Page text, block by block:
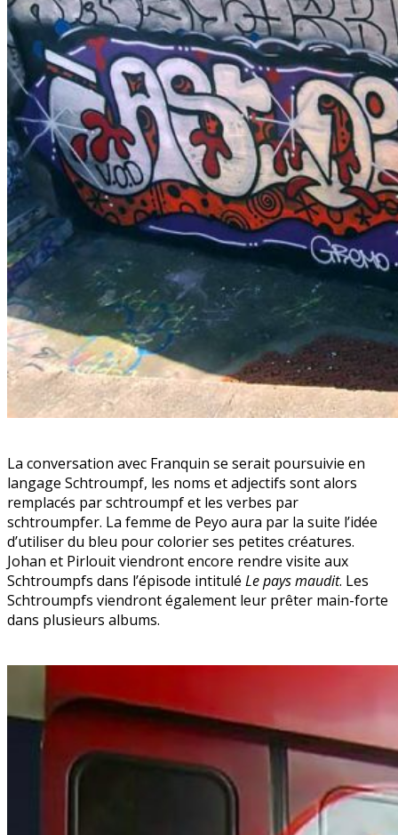
La conversation avec Franquin se serait poursuivie en
langage Schtroumpf, les noms et adjectifs sont alors
remplacés par schtroumpf et les verbes par
schtroumpfer. La femme de Peyo aura par la suite l’idée
d’utiliser du bleu pour colorier ses petites créatures.
Johan et Pirlouit viendront encore rendre visite aux
Schtroumpfs dans l’épisode intitulé Le pays maudit. Les
Schtroumpfs viendront également leur prêter main-forte
dans plusieurs albums.